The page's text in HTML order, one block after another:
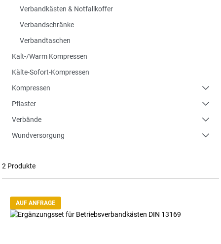
Verbandkästen & Notfallkoffer
Verbandschränke
Verbandtaschen
Kalt-/Warm Kompressen
Kälte-Sofort-Kompressen
Kompressen
Pflaster
Verbände
Wundversorgung
2 Produkte
AUF ANFRAGE